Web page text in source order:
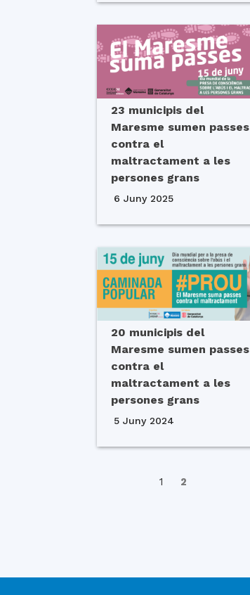
23 municipis del
Maresme sumen passes
contra el
maltractament a les
persones grans
6 Juny 2025
20 municipis del
Maresme sumen passes
contra el
maltractament a les
persones grans
5 Juny 2024
1 2